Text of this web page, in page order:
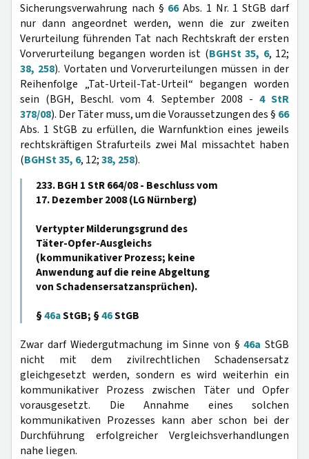
Sicherungsverwahrung nach § 66Abs. 1 Nr. 1 StGB darf
nur dann angeordnet werden, wenn die zur zweiten
Verurteilung führenden Tat nach Rechtskraft der ersten
Vorverurteilung begangen worden ist (BGHSt 35, 6, 12;
38, 258). Vortaten und Vorverurteilungen müssen in der
Reihenfolge „Tat-Urteil-Tat-Urteil“ begangen worden
sein (BGH, Beschl. vom 4. September 2008 - 4 StR
378/08). Der Täter muss, um die Voraussetzungen des § 66
Abs. 1 StGB zu erfüllen, die Warnfunktion eines jeweils
rechtskräftigen Strafurteils zwei Mal missachtet haben
(BGHSt 35, 6, 12;38, 258).
233. BGH 1 StR 664/08 - Beschluss vom
17. Dezember 2008 (LG Nürnberg)
Vertypter Milderungsgrund des
Täter-Opfer-Ausgleichs
(kommunikativer Prozess; keine
Anwendung auf die reine Abgeltung
von Schadensersatzansprüchen).
§46aStGB; §46StGB
Zwar darf Wiedergutmachung im Sinne von §46a StGB
nicht mit dem zivilrechtlichen Schadensersatz
gleichgesetzt werden, sondern es wird weiterhin ein
kommunikativer Prozess zwischen Täter und Opfer
vorausgesetzt. Die Annahme eines solchen
kommunikativen Prozesses kann aber schon bei der
Durchführung erfolgreicher Vergleichsverhandlungen
nahe liegen.